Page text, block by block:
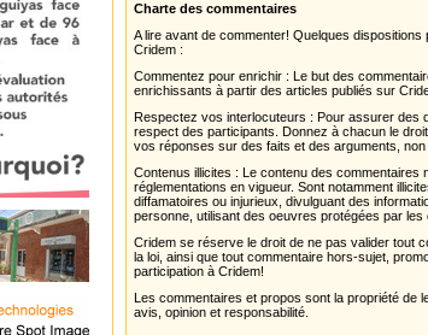
Charte des commentaires
A lire avant de commenter! Quelques
Cridem :
Commentez pour enrichir : Le but des
enrichissants à partir des articles publiés sur
Respectez vos interlocuteurs : Pour assurer des
respect des participants. Donnez à chacun le
vos réponses sur des faits et des arguments, non
Contenus illicites : Le contenu des commentaires
réglementations en vigueur. Sont notamment
diffamatoires ou injurieux, divulguant des
personne, utilisant des oeuvres protégées par
Cridem se réserve le droit de ne pas valider tout
la loi, ainsi que tout commentaire hors-sujet,
participation à Cridem!
Les commentaires et propos sont la propriété de
avis, opinion et responsabilité.